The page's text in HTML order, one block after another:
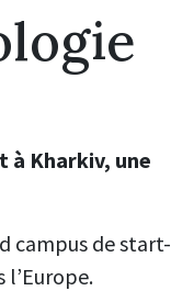
à Kharkiv, une
campus de start-
l’Europe.